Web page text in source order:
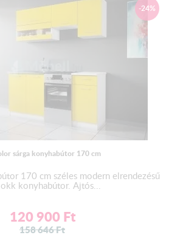
- fém fiókcsúszóval szerelt
gyártótól származó rozsdamentes
szifonnal- lefolyóval.
1 mély+cseppes változatban.
sarokfordító
szakember javasolt!
-24%
sárga konyhabútor 170 cm
170 cm széles modern elrendezésű
konyhabútor. Ajtós...
120 900 Ft
158 646Ft